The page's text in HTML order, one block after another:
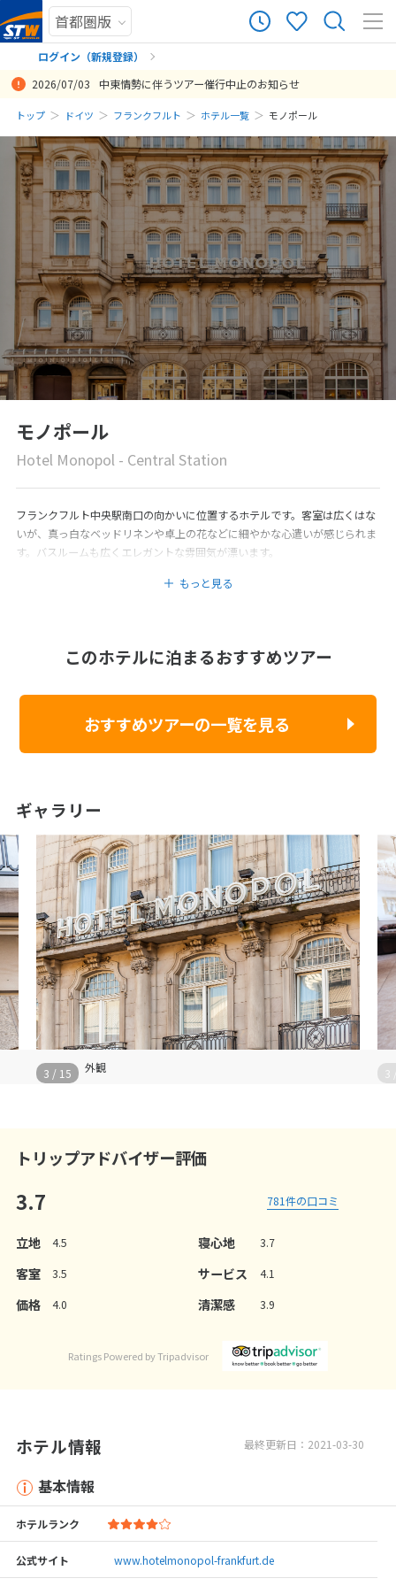
ログイン（新規登録）
まだ履歴がありません
まだ登録がありません
2026/07/03 中東情勢に伴うツアー催行中止のお知らせ
トップ ドイツ フランクフルト ホテル一覧 モノポール
モノポール
Hotel Monopol - Central Station
フランクフルト中央駅南口の向かいに位置するホテルです。客室は広くはな
いが、真っ白なベッドリネンや卓上の花などに細やかな心遣いが感じられま
す。バスルームも広くエレガントな雰囲気が漂います。
もっと見る
このホテルに泊まるおすすめツアー
おすすめツアーの一覧を見る
ギャラリー
外観
3 / 15 3
トリップアドバイザー評価
3.7 781件の口コミ
立地 4.5 寝心地 3.7
客室 3.5 サービス 4.1
価格 4.0 清潔感 3.9
Ratings Powered by Tripadvisor
最終更新日：2021-03-30
ホテル情報
基本情報
ホテルランク
公式サイト www.hotelmonopol-frankfurt.de